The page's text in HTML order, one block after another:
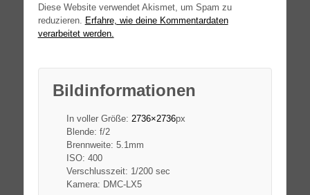
Diese Website verwendet Akismet, um Spam zu
reduzieren.
Erfahre, wie deine Kommentardaten
verarbeitet werden.
Bildinformationen
In voller Größe: 2736×2736px
Blende: f/2
Brennweite: 5.1mm
ISO: 400
Verschlusszeit: 1/200 sec
Kamera: DMC-LX5